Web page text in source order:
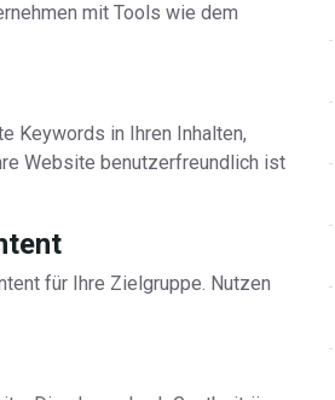
mit Tools wie dem
Keywords in Ihren Inhalten,
Website benutzerfreundlich ist
für Ihre Zielgruppe. Nutzen